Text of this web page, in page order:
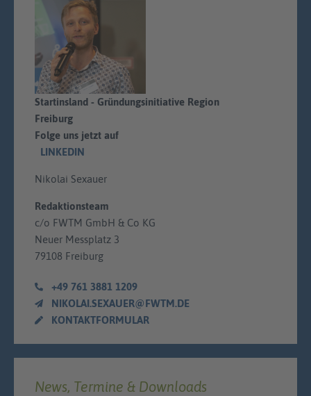
Startinsland - Gründungsinitiative Region
Freiburg
Folge uns jetzt auf
LINKEDIN
Nikolai Sexauer
Redaktionsteam
c/o FWTM GmbH & Co KG
Neuer Messplatz 3
79108 Freiburg
+49 761 3881 1209
NIKOLAI.SEXAUER@FWTM.DE
KONTAKTFORMULAR
News, Termine & Downloads